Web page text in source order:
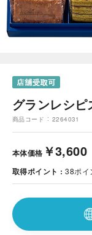
グランレシ
商品コード 2264031
本体価格 ￥3,600
取得ポイント
38ポイ